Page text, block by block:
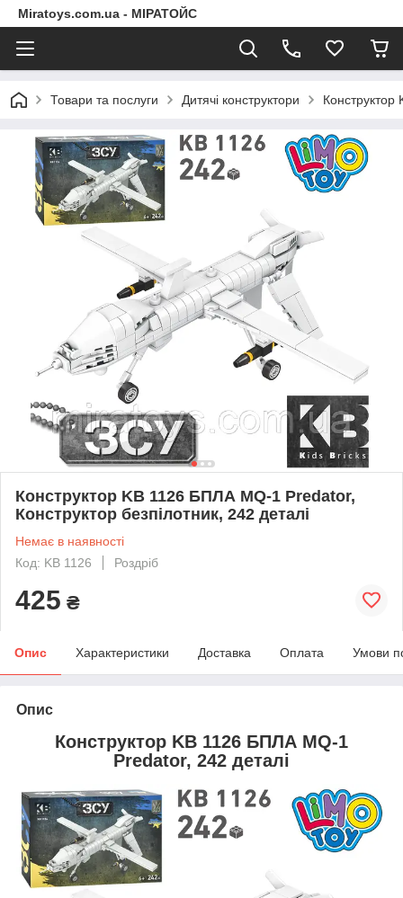
Miratoys.com.ua - МІРАТОЙС
Товари та послуги Дитячі конструктори Конструктор
Конструктор KB 1126 БПЛА MQ-1 Predator,
Конструктор безпілотник, 242 деталі
Немає в наявності
Код: KB 1126
Роздріб
425 ₴
Опис Характеристики Доставка Оплата Умови
Опис
Конструктор KB 1126 БПЛА MQ-1
Predator, 242 деталі